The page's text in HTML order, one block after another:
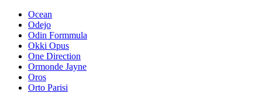
Ocean
Odejo
Odin Formmula
Okki Opus
One Direction
Ormonde Jayne
Oros
Orto Parisi